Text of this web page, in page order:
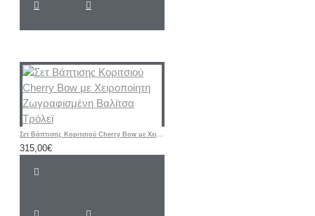
Σετ Βάπτισης Κοριτσιού Cherry Bow με Χειροποίητη Ζωγραφισμένη Βαλίτσα Τρόλεϊ
315,00€